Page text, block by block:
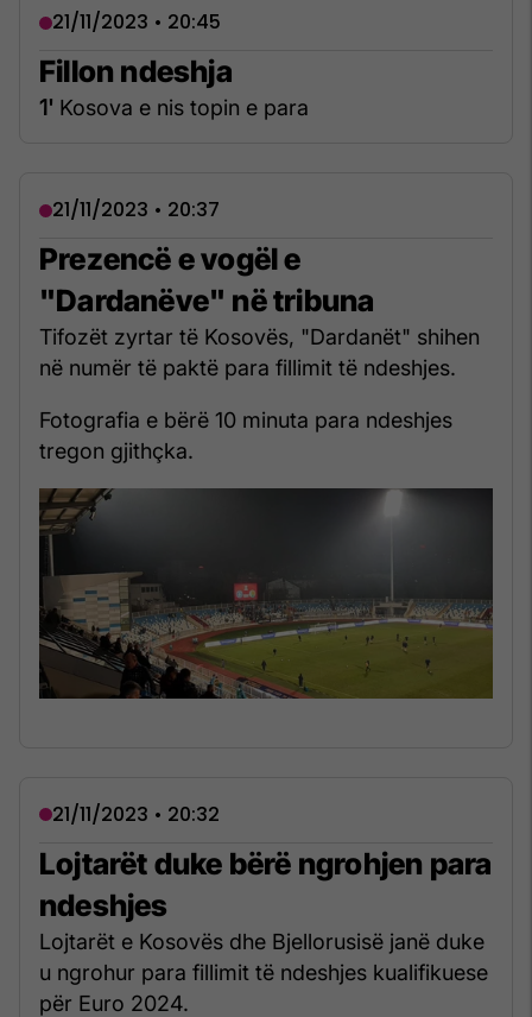
21/11/2023 • 20:45
Fillon ndeshja
1' Kosova e nis topin e para
21/11/2023 • 20:37
Prezencë e vogël e
"Dardanëve" në tribuna
Tifozët zyrtar të Kosovës, "Dardanët" shihen
në numër të paktë para fillimit të ndeshjes.
Fotografia e bërë 10 minuta para ndeshjes
tregon gjithçka.
21/11/2023 • 20:32
Lojtarët duke bërë ngrohjen para
ndeshjes
Lojtarët e Kosovës dhe Bjellorusisë janë duke
u ngrohur para fillimit të ndeshjes kualifikuese
për Euro 2024.